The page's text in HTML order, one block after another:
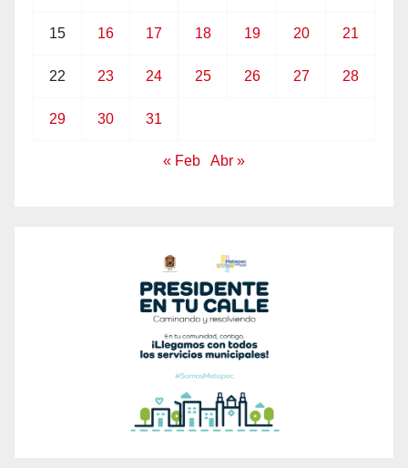
15 16 17 18 19 20 21
22 23 24 25 26 27 28
29 30 31
« Feb Abr »